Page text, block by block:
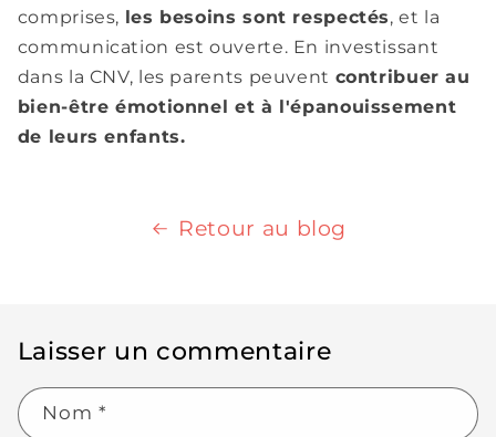
comprises, les besoins sont respectés, et la
communication est ouverte. En investissant
dans la CNV, les parents peuvent contribuer au
bien-être émotionnel et à l'épanouissement
de leurs enfants.
Retour au blog
Laisser un commentaire
Nom *